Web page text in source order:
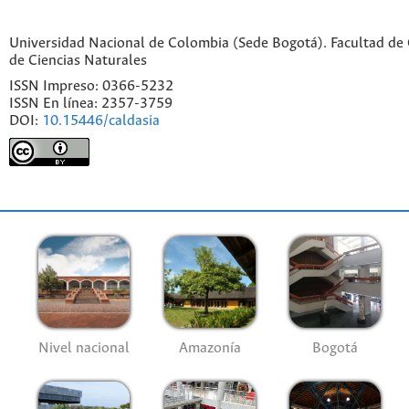
Universidad Nacional de Colombia (Sede Bogotá). Facultad
de Ciencias Naturales
ISSN Impreso: 0366-5232
ISSN En línea: 2357-3759
DOI: 10.15446/caldasia
Nivel nacional Amazonía Bogotá